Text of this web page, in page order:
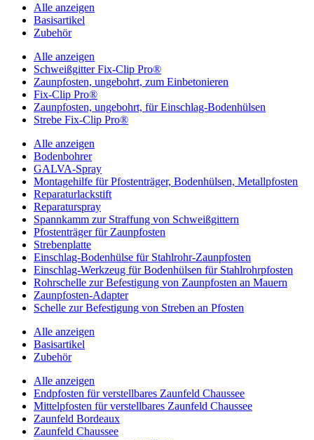
Alle anzeigen
Basisartikel
Zubehör
Alle anzeigen
Schweißgitter Fix-Clip Pro®
Zaunpfosten, ungebohrt, zum Einbetonieren
Fix-Clip Pro®
Zaunpfosten, ungebohrt, für Einschlag-Bodenhülsen
Strebe Fix-Clip Pro®
Alle anzeigen
Bodenbohrer
GALVA-Spray
Montagehilfe für Pfostenträger, Bodenhülsen, Metallpfosten
Reparaturlackstift
Reparaturspray
Spannkamm zur Straffung von Schweißgittern
Pfostenträger für Zaunpfosten
Strebenplatte
Einschlag-Bodenhülse für Stahlrohr-Zaunpfosten
Einschlag-Werkzeug für Bodenhülsen für Stahlrohrpfosten
Rohrschelle zur Befestigung von Zaunpfosten an Mauern
Zaunpfosten-Adapter
Schelle zur Befestigung von Streben an Pfosten
Alle anzeigen
Basisartikel
Zubehör
Alle anzeigen
Endpfosten für verstellbares Zaunfeld Chaussee
Mittelpfosten für verstellbares Zaunfeld Chaussee
Zaunfeld Bordeaux
Zaunfeld Chaussee